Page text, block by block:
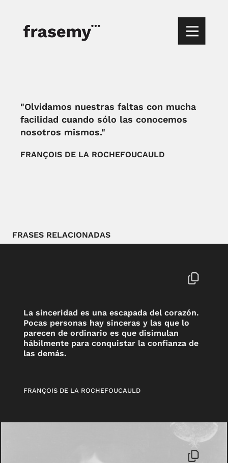
"Olvidamos nuestras faltas con mucha
facilidad cuando sólo las conocemos
nosotros mismos."
FRANÇOIS DE LA ROCHEFOUCAULD
FRASES RELACIONADAS
La sinceridad es una escapada del corazón.
Pocas personas hay sinceras y las que lo
parecen de ordinario es que disimulan
hábilmente para conquistar la confianza de
las demás.
FRANÇOIS DE LA ROCHEFOUCAULD